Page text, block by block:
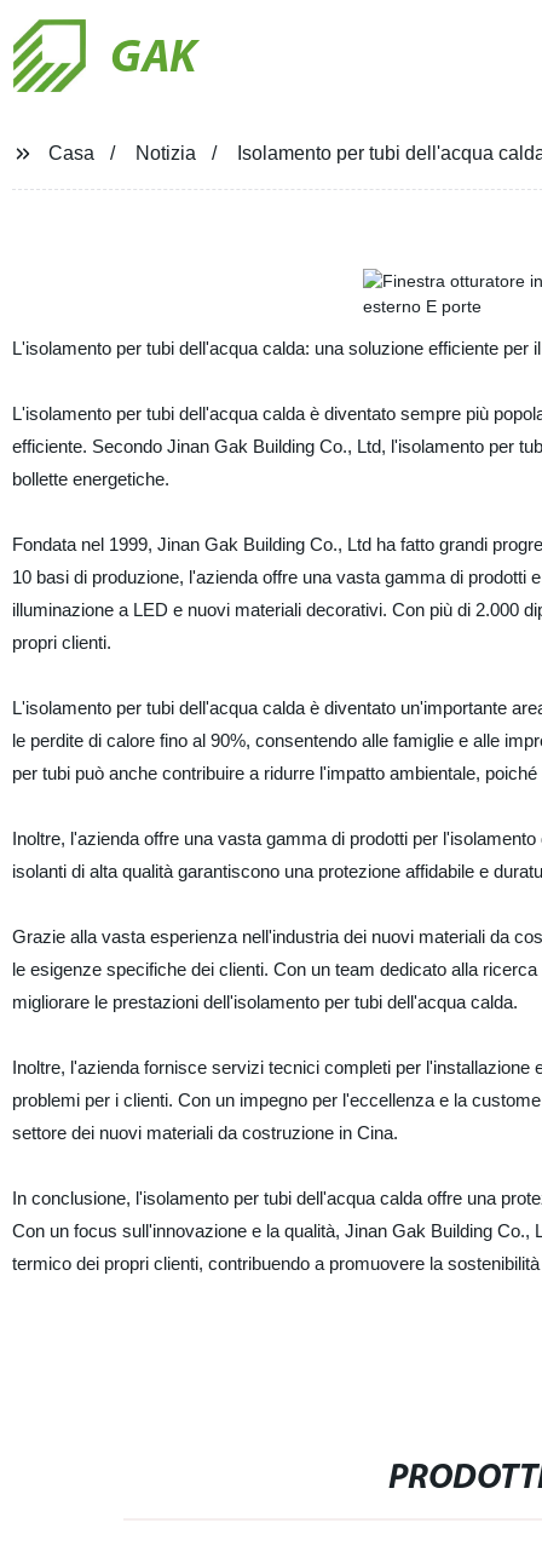
GAK
Casa Notizia Isolamento per tubi dell'acqua
L'isolamento per tubi dell'acqua calda: una soluzione efficiente per
L'isolamento per tubi dell'acqua calda è diventato sempre più
efficiente. Secondo Jinan Gak Building Co., Ltd, l'isolamento per
bollette energetiche.
Fondata nel 1999, Jinan Gak Building Co., Ltd ha fatto grandi
10 basi di produzione, l'azienda offre una vasta gamma di
illuminazione a LED e nuovi materiali decorativi. Con più di 2.000
propri clienti.
L'isolamento per tubi dell'acqua calda è diventato un'importante
le perdite di calore fino al 90%, consentendo alle famiglie e alle
per tubi può anche contribuire a ridurre l'impatto ambientale,
Inoltre, l'azienda offre una vasta gamma di prodotti per
isolanti di alta qualità garantiscono una protezione affidabile e
Grazie alla vasta esperienza nell'industria dei nuovi materiali da
le esigenze specifiche dei clienti. Con un team dedicato alla
migliorare le prestazioni dell'isolamento per tubi dell'acqua calda.
Inoltre, l'azienda fornisce servizi tecnici completi per
problemi per i clienti. Con un impegno per l'eccellenza e la
settore dei nuovi materiali da costruzione in Cina.
In conclusione, l'isolamento per tubi dell'acqua calda offre una
Con un focus sull'innovazione e la qualità, Jinan Gak Building
termico dei propri clienti, contribuendo a promuovere la